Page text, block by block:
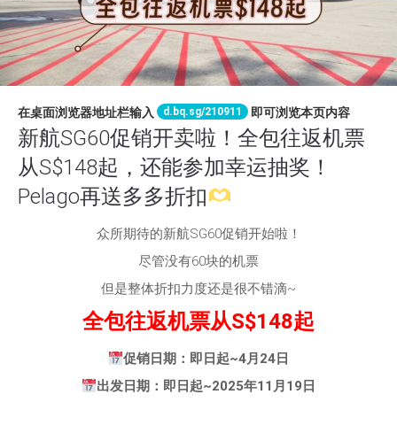
在桌面浏览器地址栏输入 d.bq.sg/210911 即可浏览本页内容
新航SG60促销开卖啦！全包往返机票
从S$148起，还能参加幸运抽奖！
Pelago再送多多折扣
众所期待的新航SG60促销开始啦！
尽管没有60块的机票
但是整体折扣力度还是很不错滴~
全包往返机票从S$148起
促销日期：即日起~4月24日
出发日期： 即日起~2025年11月19日